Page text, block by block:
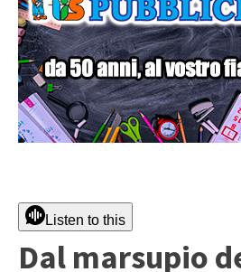
Listen to this
Dal marsupio